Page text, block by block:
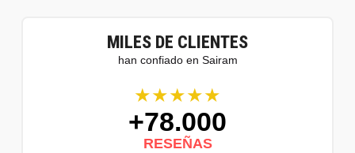
MILES DE CLIENTES
han confiado en Sairam
★★★★★
+78.000
RESEÑAS